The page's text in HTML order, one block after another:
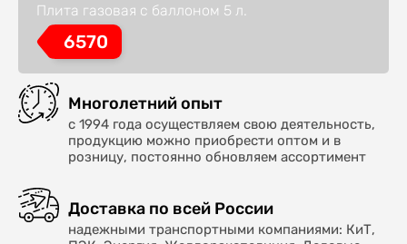
Плита газовая с баллоном 5 л.
6570
Многолетний опыт
с 1994 года осуществляем свою деятельность,
продукцию можно приобрести оптом и в
розницу, постоянно обновляем ассортимент
Доставка по всей России
надежными транспортными компаниями: КиТ,